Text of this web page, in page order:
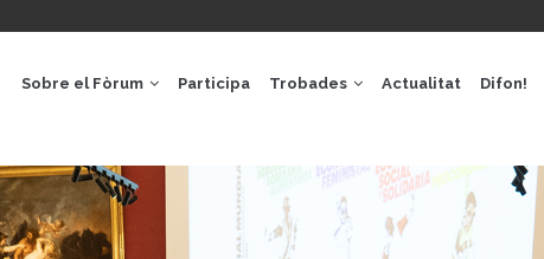
Sobre el Fòrum Participa Trobades Actualitat Difon!